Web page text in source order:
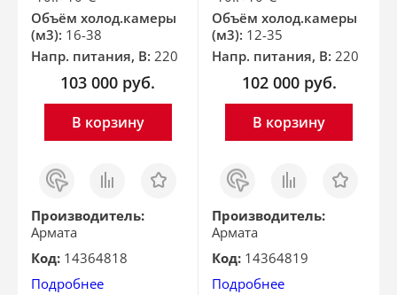
Объём холод.камеры
(м3): 16-38
Напр. питания, В: 220
103 000 руб.
В корзину
Заказ
в 1
клик
Сравнить Отложить
Производитель:
Армата
Код: 14364818
Подробнее
Объём холод.камеры
(м3): 12-35
Напр. питания, В: 220
102 000 руб.
В корзину
Заказ
в 1
клик
Сравнить Отложить
Производитель:
Армата
Код: 14364819
Подробнее